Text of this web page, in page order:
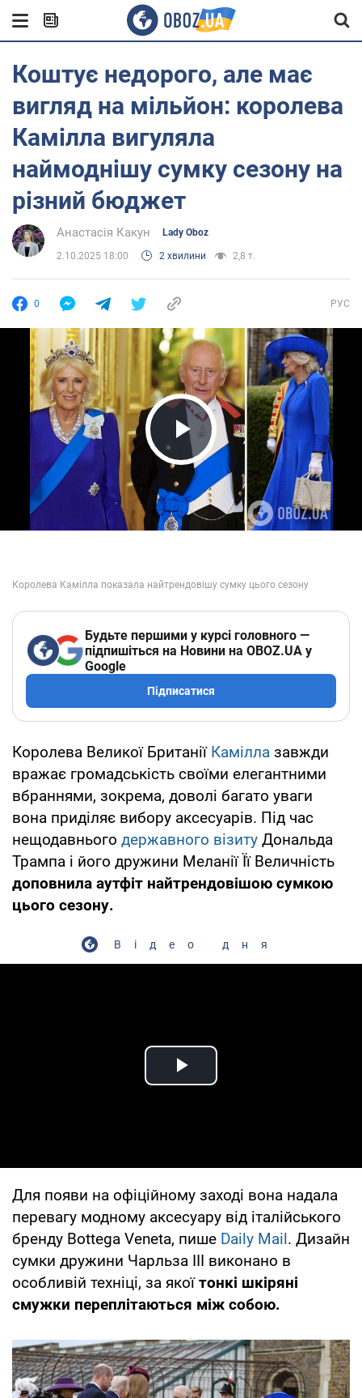
Коштує недорого, але має
вигляд на мільйон: королева
Камілла вигуляла
наймоднішу сумку сезону на
різний бюджет
Анастасія Какун Lady Oboz
2.10.2025 18:00 2 хвилини 2,8 т.
0 РУС
Play Video
Будьте першими у курсі головного —
підпишіться на Новини на OBOZ.UA у
Google
Підписатися
Королева Великої Британії Камілла завжди
вражає громадськість своїми елегантними
вбраннями, зокрема, доволі багато уваги
вона приділяє вибору аксесуарів. Під час
нещодавнього державного візиту Дональда
Трампа і його дружини Меланії Її Величність
доповнила аутфіт найтрендовішою сумкою
цього сезону.
Відео дня
Play Video
Для появи на офіційному заході вона надала
перевагу модному аксесуару від італійського
бренду Bottega Veneta, пише Daily Mail. Дизайн
сумки дружини Чарльза III виконано в
особливій техніці, за якоїтонкі шкіряні
смужки переплітаються між собою.